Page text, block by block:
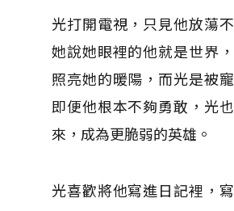
光打開電視，只見他放蕩
她說她眼裡的他就是世界
照亮她的暖陽，而光是被
即便他根本不夠勇敢，光
來，成為更脆弱的英雄。
光喜歡將他寫進日記裡，